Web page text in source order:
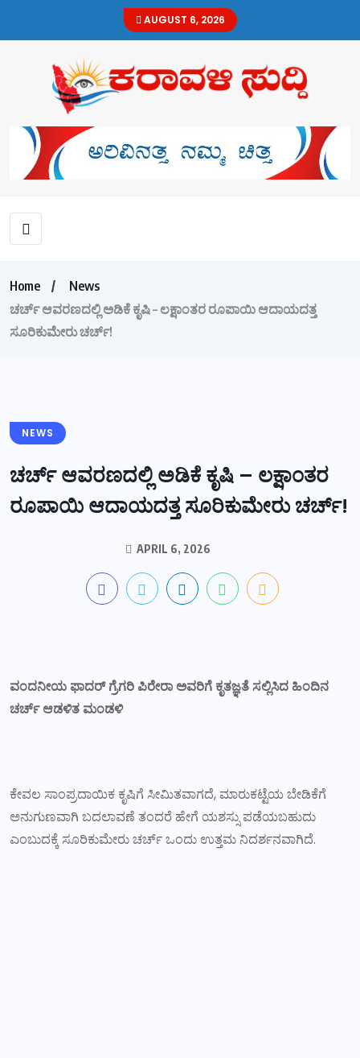
AUGUST 6, 2026
Home
News
ಚರ್ಚ್ ಆವರಣದಲ್ಲಿ ಅಡಿಕೆ ಕೃಷಿ – ಲಕ್ಷಾಂತರ ರೂಪಾಯಿ ಆದಾಯದತ್ತ
ಸೂರಿಕುಮೇರು ಚರ್ಚ್!
NEWS
ಚರ್ಚ್ ಆವರಣದಲ್ಲಿ ಅಡಿಕೆ ಕೃಷಿ – ಲಕ್ಷಾಂತರ
ರೂಪಾಯಿ ಆದಾಯದತ್ತ ಸೂರಿಕುಮೇರು ಚರ್ಚ್!
APRIL 6, 2026
ವಂದನೀಯ ಫಾದರ್ ಗ್ರೆಗರಿ ಪಿರೇರಾ ಅವರಿಗೆ ಕೃತಜ್ಞತೆ ಸಲ್ಲಿಸಿದ ಹಿಂದಿನ
ಚರ್ಚ್ ಆಡಳಿತ ಮಂಡಳಿ
ಕೇವಲ ಸಾಂಪ್ರದಾಯಿಕ ಕೃಷಿಗೆ ಸೀಮಿತವಾಗದೆ, ಮಾರುಕಟ್ಟೆಯ ಬೇಡಿಕೆಗೆ
ಅನುಗುಣವಾಗಿ ಬದಲಾವಣೆ ತಂದರೆ ಹೇಗೆ ಯಶಸ್ಸು ಪಡೆಯಬಹುದು
ಎಂಬುದಕ್ಕೆ ಸೂರಿಕುಮೇರು ಚರ್ಚ್ ಒಂದು ಉತ್ತಮ ನಿದರ್ಶನವಾಗಿದೆ.